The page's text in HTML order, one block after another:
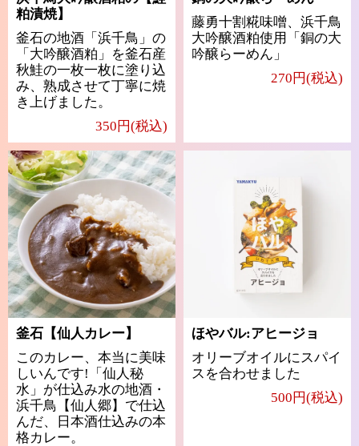
粕漬焼】
釜石の地酒「浜千鳥」の
「大吟醸酒粕」を釜石産
秋鮭の一枚一枚に塗り込
み、熟成させて丁寧に焼
き上げました。
350円(税込)
藤勇十割糀味噌、浜千鳥
大吟醸酒粕使用「銅の大
吟醸らーめん」
270円(税込)
釜石【仙人カレー】
このカレー、本当に美味
しいんです!「仙人秘
水」が仕込み水の地酒・
浜千鳥【仙人郷】で仕込
んだ、日本酒仕込みの本
格カレー。
ほやバル:アヒージョ
オリーブオイルにスパイ
スを合わせました
500円(税込)